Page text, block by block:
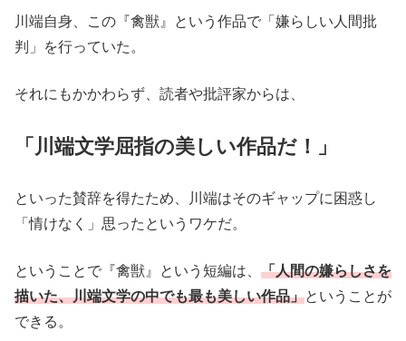
川端自身、この『禽獣』という作品で「嫌らしい人間批
判」を行っていた。
それにもかかわらず、読者や批評家からは、
「川端文学屈指の美しい作品だ！」
といった賛辞を得たため、川端はそのギャップに困惑し
「情けなく」思ったというワケだ。
ということで『禽獣』という短編は、 「人間の嫌らしさを
描いた、川端文学の中でも最も美しい作品」ということが
できる。